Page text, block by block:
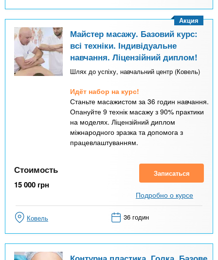
Майстер масажу. Базовий курс:
всі техніки. Індивідуальне
навчання. Ліцензійний диплом!
Шлях до успіху, навчальний центр (Ковель)
Идёт набор на курс!
Станьте масажистом за 36 годин навчання.
Опануйте 9 технік масажу з 90% практики
на моделях. Ліцензійний диплом
міжнародного зразка та допомога з
працевлаштуванням.
Акция
Стоимость
15 000 грн
Записаться
Подробно о курсе
Ковель 36 годин